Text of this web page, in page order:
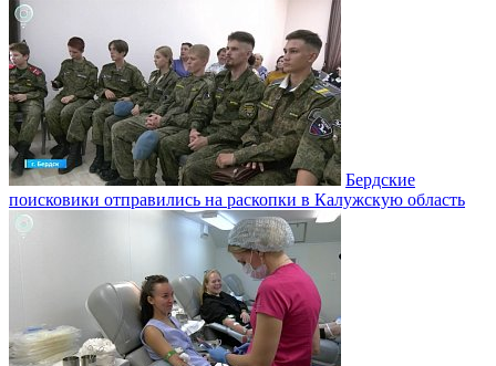
Бердские
поисковики отправились на раскопки в Калужскую область